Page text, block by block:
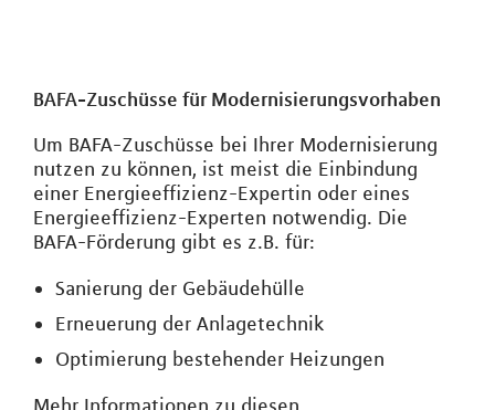
BAFA-Zuschüsse für Modernisierungsvorhaben
Um BAFA-Zuschüsse bei Ihrer Modernisierung
nutzen zu können, ist meist die Einbindung
einer Energieeffizienz-Expertin oder eines
Energieeffizienz-Experten notwendig. Die
BAFA-Förderung gibt es z.B. für:
Sanierung der Gebäudehülle
Erneuerung der Anlagetechnik
Optimierung bestehender Heizungen